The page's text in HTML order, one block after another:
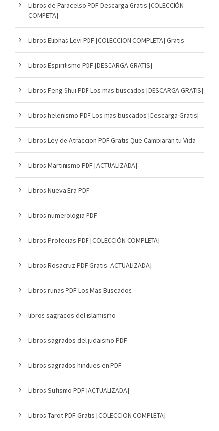
Libros de Paracelso PDF Descarga Gratis [COLECCIÓN
COMPETA]
Libros Eliphas Levi PDF [COLECCION COMPLETA] Gratis
Libros Espiritismo PDF [DESCARGA GRATIS]
Libros Feng Shui PDF Los mas buscados [DESCARGA GRATIS]
Libros helenismo PDF Los mas buscados [Descarga Gratis]
Libros Ley de Atraccion PDF Gratis Que Cambiaran tu Vida
Libros Martinismo PDF [ACTUALIZADA]
Libros Nueva Era PDF
Libros numerologia PDF
Libros Profecias PDF [COLECCIÓN COMPLETA]
Libros Rosacruz PDF Gratis [ACTUALIZADA]
Libros runas PDF Los Mas Buscados
libros sagrados del islamismo
Libros sagrados del judaismo PDF
Libros sagrados hindues en PDF
Libros Sufismo PDF [ACTUALIZADA]
Libros Tarot PDF Gratis [COLECCION COMPLETA]